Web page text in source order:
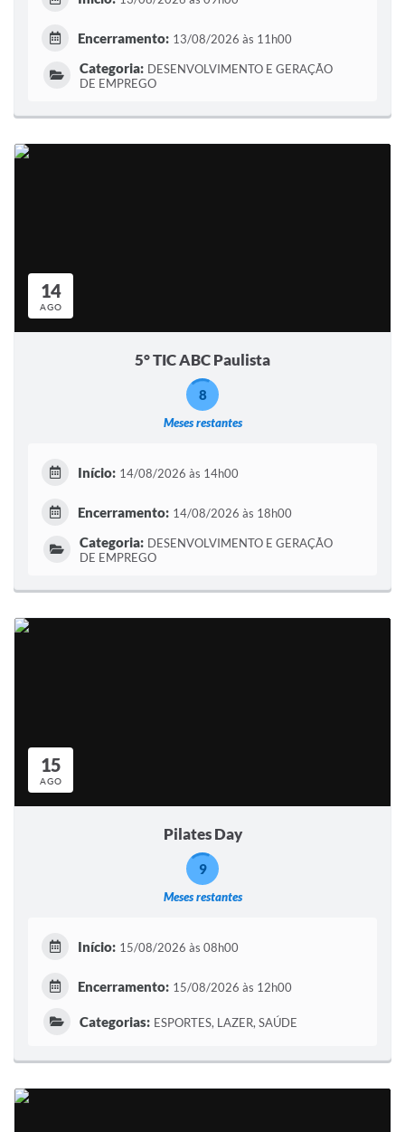
Encerramento: 13/08/2026 às 11h00
Categoria: DESENVOLVIMENTO E GERAÇÃO
DE EMPREGO
14
AGO
5° TIC ABC Paulista
Meses restantes
8
Início: 14/08/2026 às 14h00
Encerramento: 14/08/2026 às 18h00
Categoria: DESENVOLVIMENTO E GERAÇÃO
DE EMPREGO
15
AGO
Pilates Day
Meses restantes
9
Início: 15/08/2026 às 08h00
Encerramento: 15/08/2026 às 12h00
Categorias: ESPORTES, LAZER, SAÚDE